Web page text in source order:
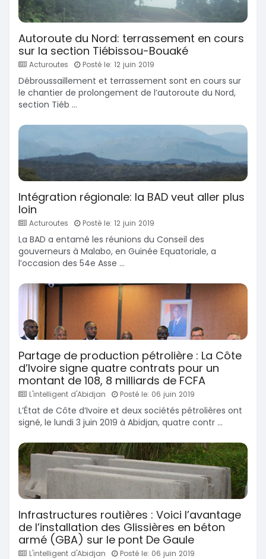
Autoroute du Nord: terrassement en cours
sur la section Tiébissou-Bouaké
Acturoutes Posté le: 12 juin 2019
Débroussaillement et terrassement sont en cours sur
le chantier de prolongement de l’autoroute du Nord,
section Tiéb ...
Intégration régionale: la BAD veut aller plus
loin
Acturoutes Posté le: 12 juin 2019
La BAD a entamé les réunions du Conseil des
gouverneurs à Malabo, en Guinée Equatoriale, a
l’occasion des 54e Asse ...
Partage de production pétrolière : La Côte
d’Ivoire signe quatre contrats pour un
montant de 108, 8 milliards de FCFA
L'intelligent d'Abidjan Posté le: 06 juin 2019
L’État de Côte d’Ivoire et deux sociétés pétrolières ont
signé, le lundi 3 juin 2019 à Abidjan, quatre contr ...
Infrastructures routières : Voici l’avantage
de l’installation des Glissières en béton
armé (GBA) sur le pont De Gaule
L'intelligent d'Abidjan Posté le: 06 juin 2019